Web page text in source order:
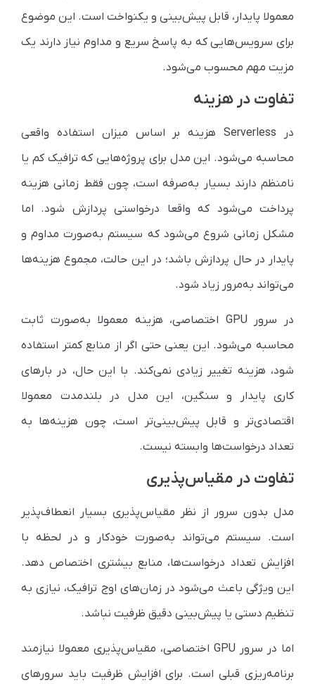
معمولا پایدار، قابل پیش‌بینی و یکنواخت است. این موضوع
برای سرویس‌هایی که به پاسخ سریع و مداوم نیاز دارند یک
مزیت مهم محسوب می‌شود.
تفاوت در هزینه
در Serverless هزینه بر اساس میزان استفاده واقعی
محاسبه می‌شود. این مدل برای پروژه‌هایی که ترافیک کم یا
نامنظم دارند بسیار به‌صرفه است، چون فقط زمانی هزینه
پرداخت می‌شود که واقعا درخواستی پردازش شود. اما
مشکل زمانی شروع می‌شود که سیستم به‌صورت مداوم و
پایدار در حال پردازش باشد؛ در این حالت، مجموع هزینه‌ها
می‌تواند به‌مرور زیاد شود.
در سرور GPU اختصاصی، هزینه معمولا به‌صورت ثابت
محاسبه می‌شود. این یعنی حتی اگر از منابع کمتر استفاده
شود، هزینه تغییر زیادی نمی‌کند. با این حال، در بارهای
کاری پایدار و سنگین، این مدل در بلندمدت معمولا
اقتصادی‌تر و قابل پیش‌بینی‌تر است، چون هزینه‌ها به
تعداد درخواست‌ها وابسته نیست.
تفاوت در مقیاس‌پذیری
مدل بدون سرور از نظر مقیاس‌پذیری بسیار انعطاف‌پذیر
است. سیستم می‌تواند به‌صورت خودکار و در لحظه با
افزایش تعداد درخواست‌ها، منابع بیشتری اختصاص دهد.
این ویژگی باعث می‌شود در زمان‌های اوج ترافیک، نیازی به
تنظیم دستی یا پیش‌بینی دقیق ظرفیت نباشد.
اما در سرور GPU اختصاصی، مقیاس‌پذیری معمولا نیازمند
برنامه‌ریزی قبلی است. برای افزایش ظرفیت باید سرورهای